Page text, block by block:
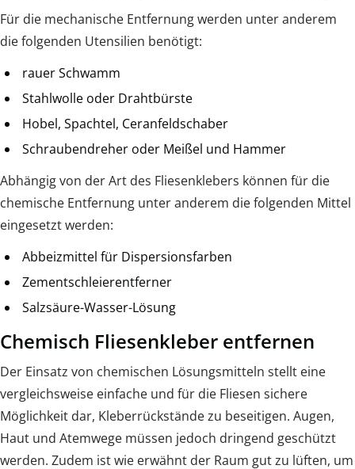
Für die mechanische Entfernung werden unter anderem
die folgenden Utensilien benötigt:
rauer Schwamm
Stahlwolle oder Drahtbürste
Hobel, Spachtel, Ceranfeldschaber
Schraubendreher oder Meißel und Hammer
Abhängig von der Art des Fliesenklebers können für die
chemische Entfernung unter anderem die folgenden Mittel
eingesetzt werden:
Abbeizmittel für Dispersionsfarben
Zementschleierentferner
Salzsäure-Wasser-Lösung
Chemisch Fliesenkleber entfernen
Der Einsatz von chemischen Lösungsmitteln stellt eine
vergleichsweise einfache und für die Fliesen sichere
Möglichkeit dar, Kleberrückstände zu beseitigen. Augen,
Haut und Atemwege müssen jedoch dringend geschützt
werden. Zudem ist wie erwähnt der Raum gut zu lüften, um